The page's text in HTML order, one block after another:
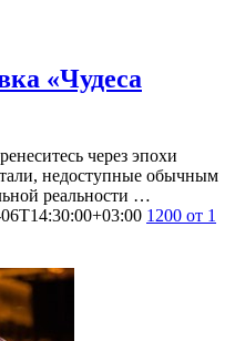
«Чудеса
через эпохи
недоступные обычным
реальности …
1200 от 1